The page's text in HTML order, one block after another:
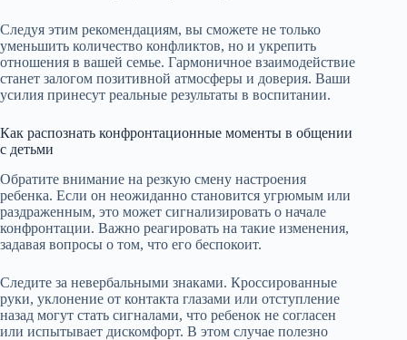
Следуя этим рекомендациям, вы сможете не только
уменьшить количество конфликтов, но и укрепить
отношения в вашей семье. Гармоничное взаимодействие
станет залогом позитивной атмосферы и доверия. Ваши
усилия принесут реальные результаты в воспитании.
Как распознать конфронтационные моменты в общении
с детьми
Обратите внимание на резкую смену настроения
ребенка. Если он неожиданно становится угрюмым или
раздраженным, это может сигнализировать о начале
конфронтации. Важно реагировать на такие изменения,
задавая вопросы о том, что его беспокоит.
Следите за невербальными знаками. Кроссированные
руки, уклонение от контакта глазами или отступление
назад могут стать сигналами, что ребенок не согласен
или испытывает дискомфорт. В этом случае полезно